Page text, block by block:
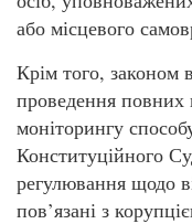
або місцевого
Крім того, законом
проведення повних
моніторингу
Конституційного
регулювання щодо
пов’язані з